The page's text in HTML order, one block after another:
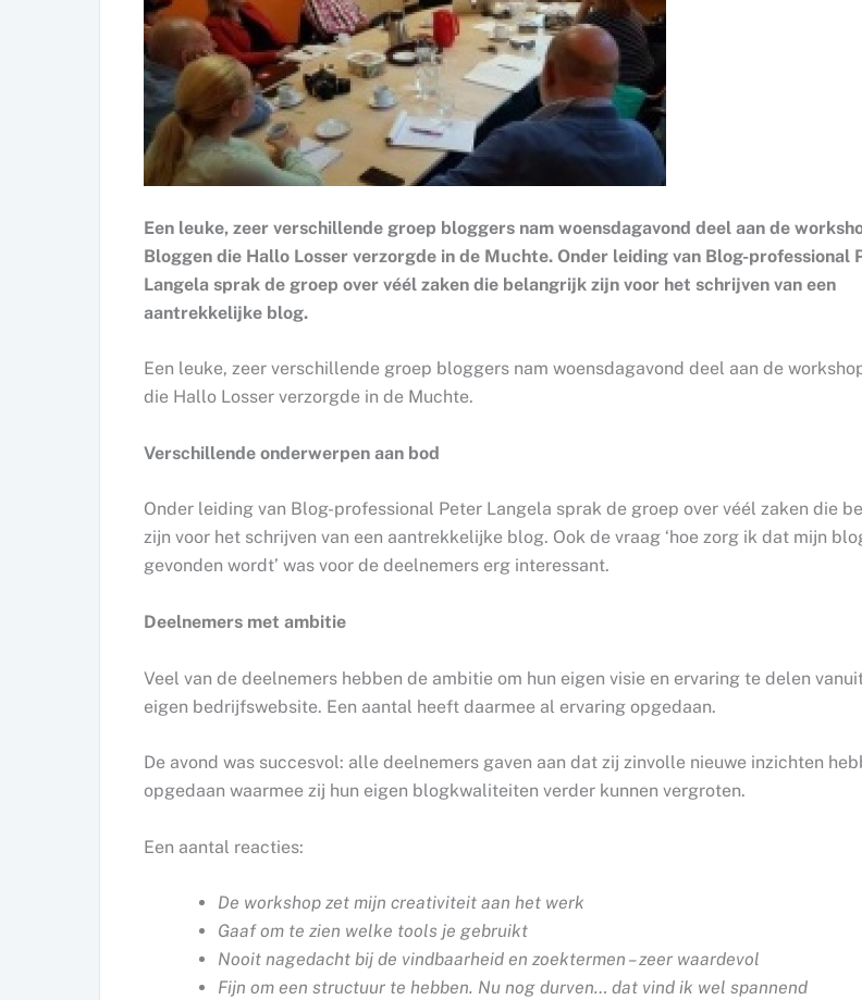
Een leuke, zeer verschillende groep bloggers nam woensdagavond deel aan de
Bloggen die Hallo Losser verzorgde in de Muchte. Onder leiding van Blog-professional
Langela sprak de groep over véél zaken die belangrijk zijn voor het schrijven van een
aantrekkelijke blog.
Een leuke, zeer verschillende groep bloggers nam woensdagavond deel aan de
die Hallo Losser verzorgde in de Muchte.
Verschillende onderwerpen aan bod
Onder leiding van Blog-professional Peter Langela sprak de groep over véél zaken die
zijn voor het schrijven van een aantrekkelijke blog. Ook de vraag ‘hoe zorg ik dat mijn
gevonden wordt’ was voor de deelnemers erg interessant.
Deelnemers met ambitie
Veel van de deelnemers hebben de ambitie om hun eigen visie en ervaring te delen
eigen bedrijfswebsite. Een aantal heeft daarmee al ervaring opgedaan.
De avond was succesvol: alle deelnemers gaven aan dat zij zinvolle nieuwe inzichten
opgedaan waarmee zij hun eigen blogkwaliteiten verder kunnen vergroten.
Een aantal reacties:
De workshop zet mijn creativiteit aan het werk
Gaaf om te zien welke tools je gebruikt
Nooit nagedacht bij de vindbaarheid en zoektermen – zeer waardevol
Fijn om een structuur te hebben. Nu nog durven… dat vind ik wel spannend